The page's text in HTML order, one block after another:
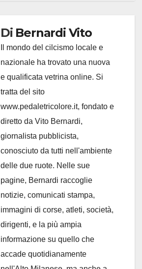
Di Bernardi Vito
Il mondo del cilcismo locale e
nazionale ha trovato una nuova
e qualificata vetrina online. Si
tratta del sito
www.pedaletricolore.it, fondato e
diretto da Vito Bernardi,
giornalista pubblicista,
conosciuto da tutti nell'ambiente
delle due ruote. Nelle sue
pagine, Bernardi raccoglie
notizie, comunicati stampa,
immagini di corse, atleti, società,
dirigenti, e la più ampia
informazione su quello che
accade quotidianamente